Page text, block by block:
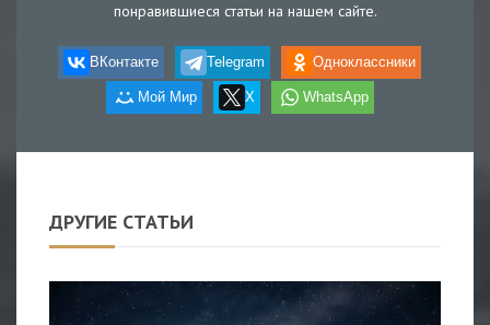
понравившиеся статьи на нашем сайте.
ВКонтакте Telegram Одноклассники
Мой Мир X WhatsApp
ДРУГИЕ СТАТЬИ